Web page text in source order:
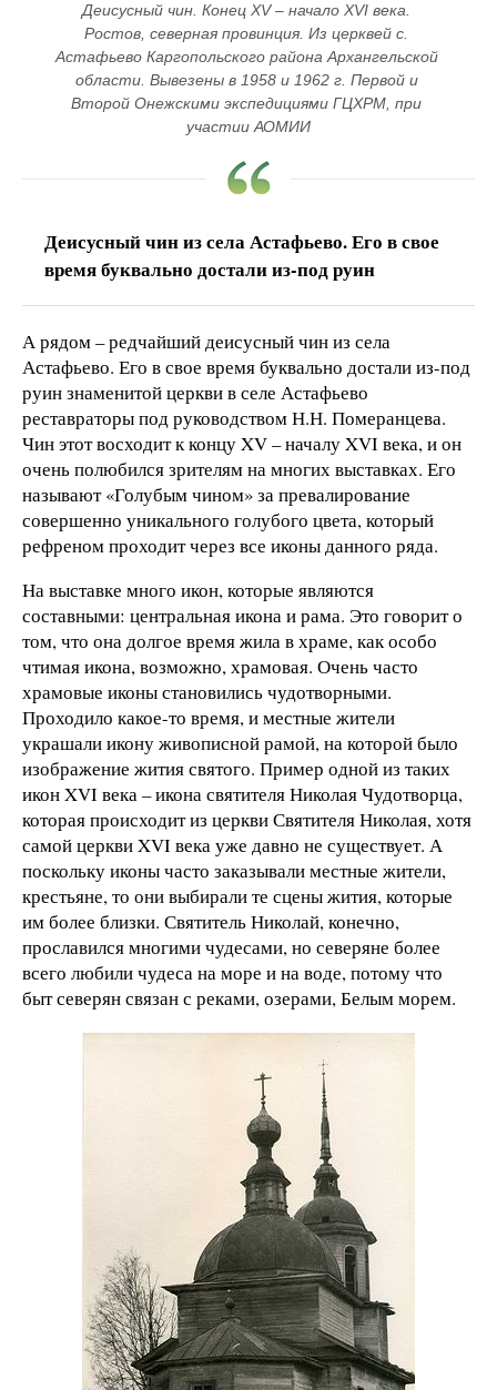
Деисусный чин. Конец ХV – начало XVI века.
Ростов, северная провинция. Из церквей с.
Астафьево Каргопольского района Архангельской
области. Вывезены в 1958 и 1962 г. Первой и
Второй Онежскими экспедициями ГЦХРМ, при
участии АОМИИ
Деисусный чин из села Астафьево. Его в свое
время буквально достали из-под руин
А рядом – редчайший деисусный чин из села
Астафьево. Его в свое время буквально достали из-под
руин знаменитой церкви в селе Астафьево
реставраторы под руководством Н.Н. Померанцева.
Чин этот восходит к концу XV – началу XVI века, и он
очень полюбился зрителям на многих выставках. Его
называют «Голубым чином» за превалирование
совершенно уникального голубого цвета, который
рефреном проходит через все иконы данного ряда.
На выставке много икон, которые являются
составными: центральная икона и рама. Это говорит о
том, что она долгое время жила в храме, как особо
чтимая икона, возможно, храмовая. Очень часто
храмовые иконы становились чудотворными.
Проходило какое-то время, и местные жители
украшали икону живописной рамой, на которой было
изображение жития святого. Пример одной из таких
икон XVI века – икона святителя Николая Чудотворца,
которая происходит из церкви Святителя Николая, хотя
самой церкви XVI века уже давно не существует. А
поскольку иконы часто заказывали местные жители,
крестьяне, то они выбирали те сцены жития, которые
им более близки. Святитель Николай, конечно,
прославился многими чудесами, но северяне более
всего любили чудеса на море и на воде, потому что
быт северян связан с реками, озерами, Белым морем.